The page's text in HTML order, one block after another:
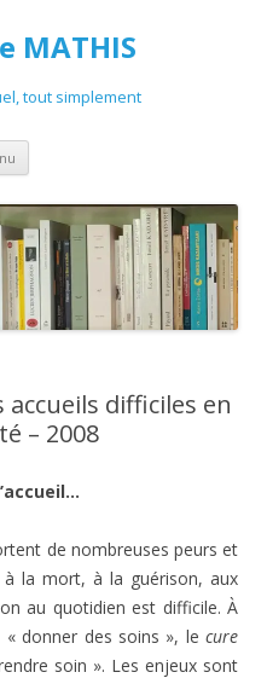
MATHIS
tout simplement
Aller
contenu
accueils difficiles en
– 2008
de nombreuses peurs et
la mort, à la guérison, aux
au quotidien est difficile. À
donner des soins », le cure
soin ». Les enjeux sont